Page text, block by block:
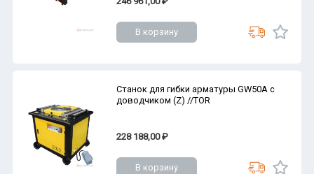
В корзину
Станок для гибки арматуры GW50A с
доводчиком (Z) //TOR
228 188,00 ₽
В корзину